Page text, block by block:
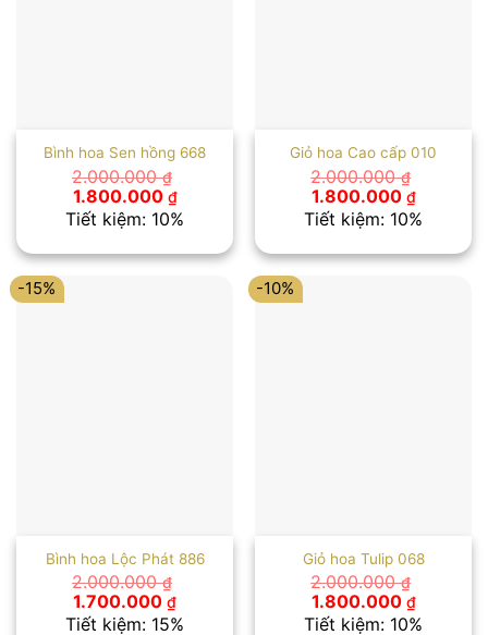
Bình hoa Sen hồng 668
2.000.000₫
Giá
gốc
là:
1.800.000 ₫Giá
hiện
tại
1.800.000 ₫.
Tiết kiệm: 10%
Giỏ hoa Cao cấp 010
2.000.000₫
Giá
gốc
là:
1.800.000 ₫Giá
hiện
tại
Tiết kiệm: 10%
-15%
Bình hoa Lộc Phát 886
2.000.000₫
Giá
gốc
1.700.000 ₫Giá
hiện
Tiết kiệm: 15%
-10%
Giỏ hoa Tulip 068
2.000.000₫
Giá
gốc
1.800.000 ₫Giá
hiện
Tiết kiệm: 10%